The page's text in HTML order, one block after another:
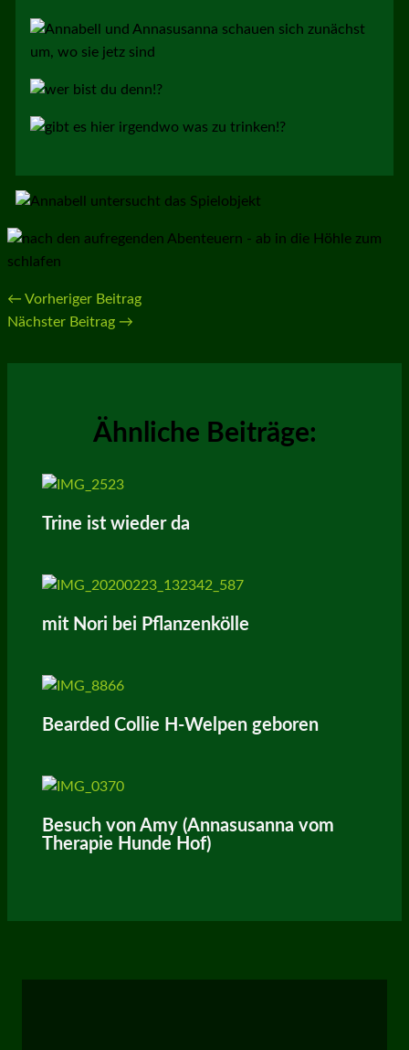
← Vorheriger Beitrag
Nächster Beitrag →
Ähnliche Beiträge:
Trine ist wieder da
mit Nori bei Pflanzenkölle
Bearded Collie H-Welpen geboren
Besuch von Amy (Annasusanna vom
Therapie Hunde Hof)